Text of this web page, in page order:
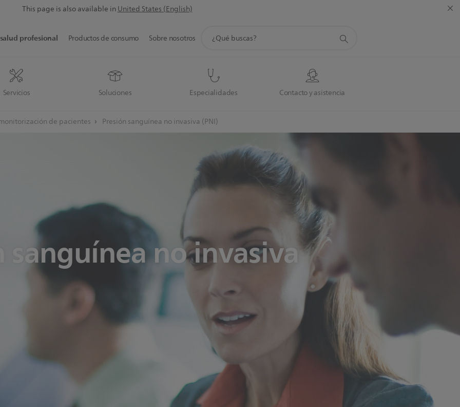
This page is also available inUnited States (English)
profesional
Servicios Soluciones Especialidades Contacto y asistencia
Productos de consumo Sobre nosotros
búsqueda
de pacientes Presión sanguínea no invasiva (PNI)
sanguínea no invasiva